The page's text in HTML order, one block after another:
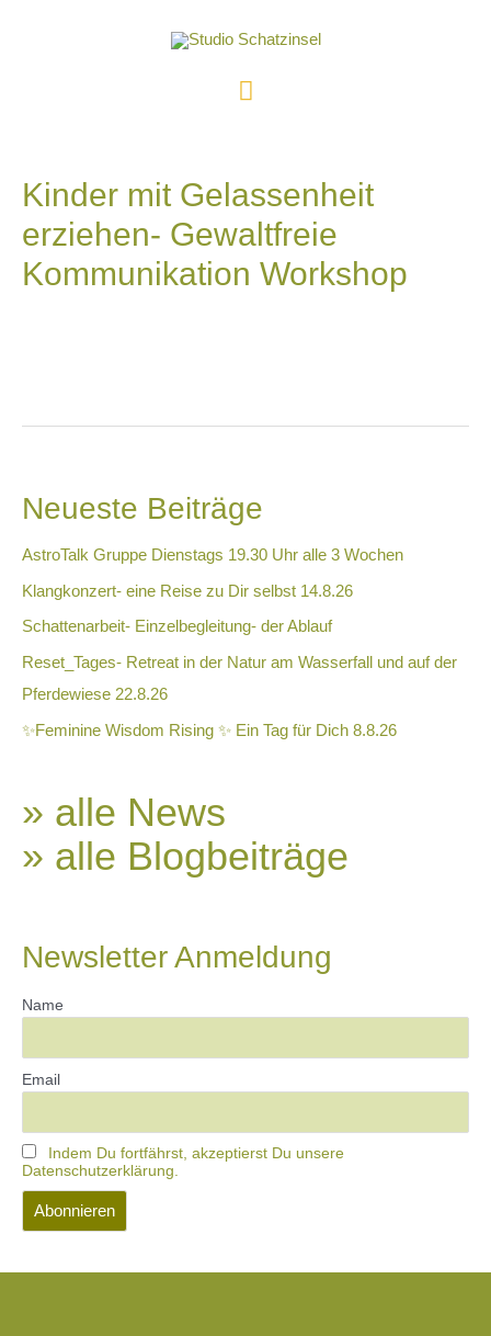
Kinder mit Gelassenheit
erziehen- Gewaltfreie
Kommunikation Workshop
Neueste Beiträge
AstroTalk Gruppe Dienstags 19.30 Uhr alle 3 Wochen
Klangkonzert- eine Reise zu Dir selbst 14.8.26
Schattenarbeit- Einzelbegleitung- der Ablauf
Reset_Tages- Retreat in der Natur am Wasserfall und auf der
Pferdewiese 22.8.26
✨Feminine Wisdom Rising ✨ Ein Tag für Dich 8.8.26
» alle News
» alle Blogbeiträge
Newsletter Anmeldung
Name
Email
Indem Du fortfährst, akzeptierst Du unsere
Datenschutzerklärung.